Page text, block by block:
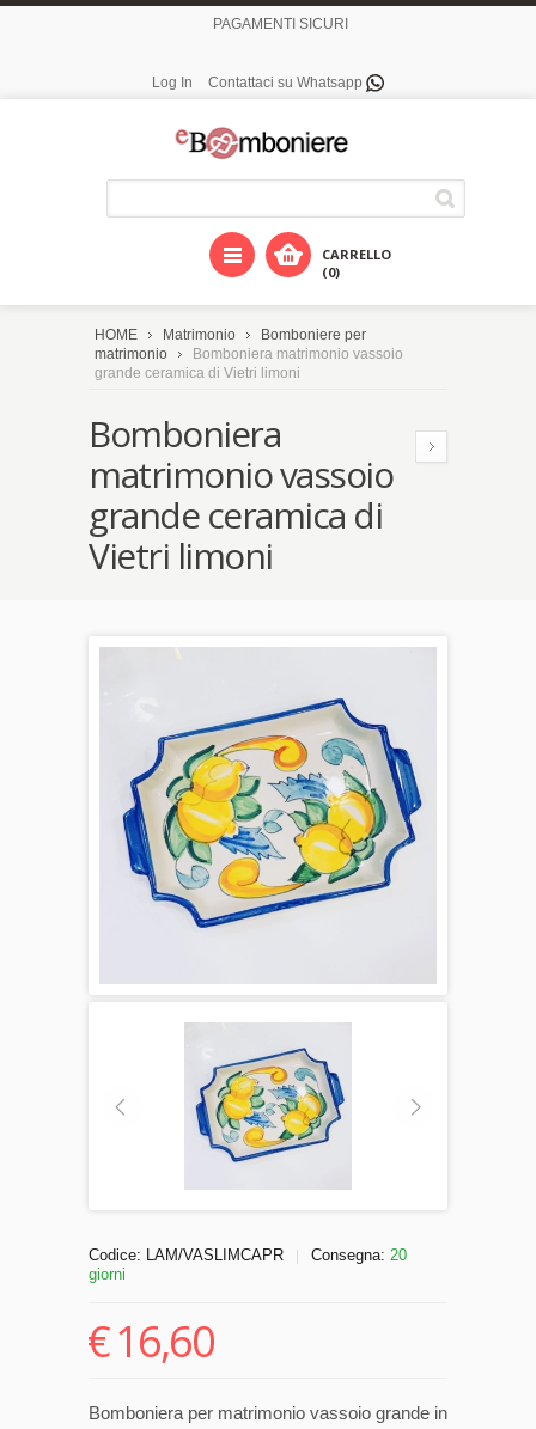
PAGAMENTI SICURI
Log In Contattaci su Whatsapp
CARRELLO
(0)
HOME Matrimonio
Bomboniere per
matrimonio
Bomboniera matrimonio vassoio
grande ceramica di Vietri limoni
Bomboniera
matrimonio vassoio
grande ceramica di
Vietri limoni
Codice: LAM/VASLIMCAPR Consegna: 20
giorni
€16,60
Bomboniera per matrimonio vassoio grande in